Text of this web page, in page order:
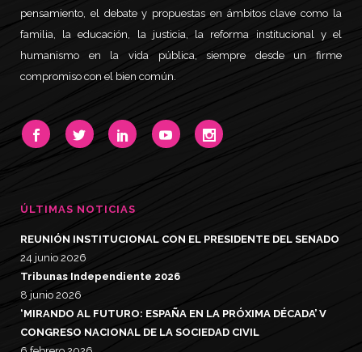
pensamiento, el debate y propuestas en ámbitos clave como la
familia, la educación, la justicia, la reforma institucional y el
humanismo en la vida pública, siempre desde un firme
compromiso con el bien común.
ÚLTIMAS NOTICIAS
REUNIÓN INSTITUCIONAL CON EL PRESIDENTE DEL SENADO
24 junio 2026
Tribunas Independiente 2026
8 junio 2026
‘MIRANDO AL FUTURO: ESPAÑA EN LA PRÓXIMA DÉCADA’ V
CONGRESO NACIONAL DE LA SOCIEDAD CIVIL